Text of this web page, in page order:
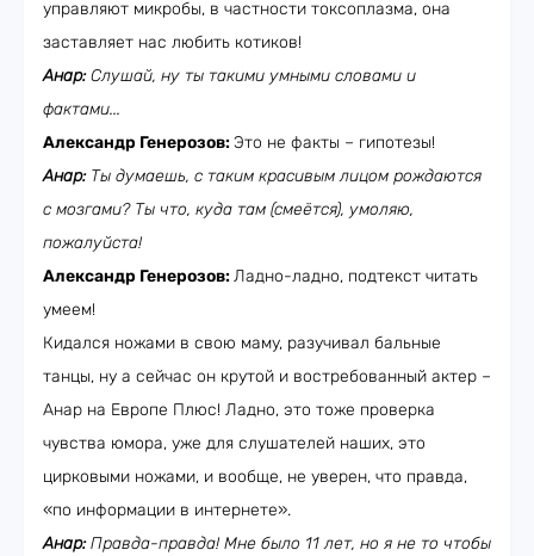
управляют микробы, в частности токсоплазма, она
заставляет нас любить котиков!
Анар:Слушай, ну ты такими умными словами и
фактами...
Александр Генерозов:Это не факты – гипотезы!
Анар: Ты думаешь, с таким красивым лицом рождаются
с мозгами? Ты что, куда там (смеётся), умоляю,
пожалуйста!
Александр Генерозов:Ладно-ладно, подтекст читать
умеем!
Кидался ножами в свою маму, разучивал бальные
танцы, ну а сейчас он крутой и востребованный актер –
Анар на Европе Плюс! Ладно, это тоже проверка
чувства юмора, уже для слушателей наших, это
цирковыми ножами, и вообще, не уверен, что правда,
«по информации в интернете».
Анар:Правда-правда! Мне было 11 лет, но я не то чтобы